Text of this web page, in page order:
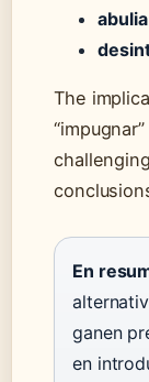
abulia
The
En
ganen
en